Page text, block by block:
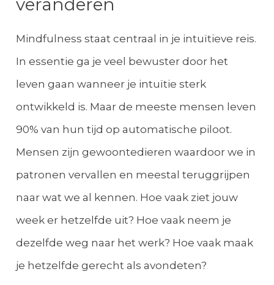
veranderen
Mindfulness staat centraal in je intuïtieve reis.
In essentie ga je veel bewuster door het
leven gaan wanneer je intuïtie sterk
ontwikkeld is. Maar de meeste mensen leven
90% van hun tijd op automatische piloot.
Mensen zijn gewoontedieren waardoor we in
patronen vervallen en meestal teruggrijpen
naar wat we al kennen. Hoe vaak ziet jouw
week er hetzelfde uit? Hoe vaak neem je
dezelfde weg naar het werk? Hoe vaak maak
je hetzelfde gerecht als avondeten?